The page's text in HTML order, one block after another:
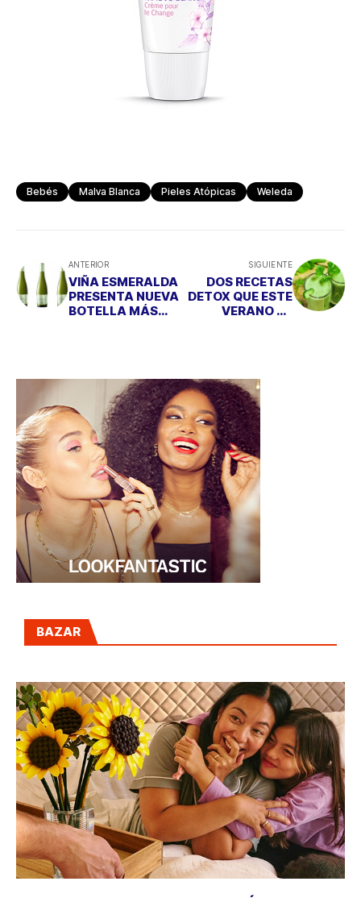
Bebés Malva Blanca Pieles Atópicas Weleda
ANTERIOR
VIÑA ESMERALDA
PRESENTA NUEVA
BOTELLA MÁS
SIGUIENTE
DOS RECETAS
DETOX QUE ESTE
VERANO TE
BAZAR